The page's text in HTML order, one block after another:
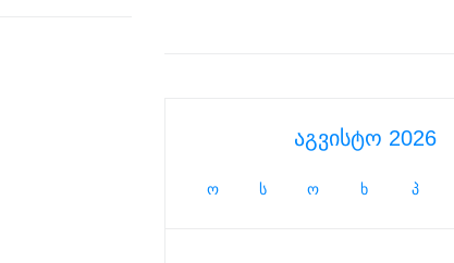
აგვისტო 2026
ო ს ო ხ პ